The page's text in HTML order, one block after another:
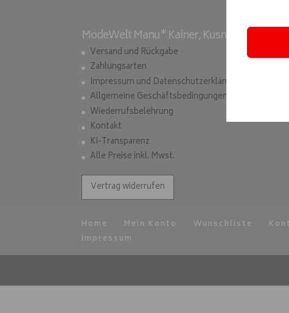
ModeWelt Manu* Kainer, Kusmanekstrasse
Versand und Rückgabe
Zahlungsarten
Impressum und Datenschutzerklärung
Allgemeine Geschäftsbedingungen
Wiederrufsbelehrung
Kontakt
KI-Transparenz
Alle Preise inkl. Mwst.
Vertrag widerrufen
Home Mein Konto Wunschliste
Impressum